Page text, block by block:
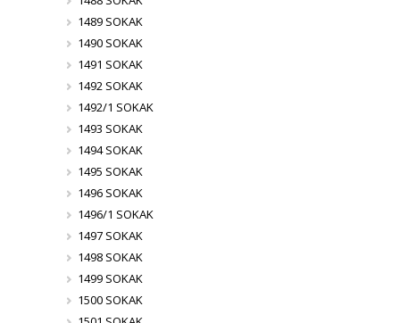
1489 SOKAK
1490 SOKAK
1491 SOKAK
1492 SOKAK
1492/1 SOKAK
1493 SOKAK
1494 SOKAK
1495 SOKAK
1496 SOKAK
1496/1 SOKAK
1497 SOKAK
1498 SOKAK
1499 SOKAK
1500 SOKAK